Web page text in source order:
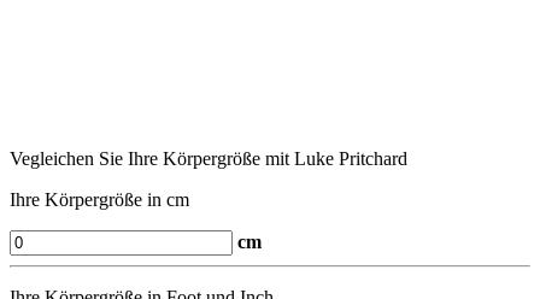
Vegleichen Sie Ihre Körpergröße mit Luke Pritchard
Ihre Körpergröße in cm
cm